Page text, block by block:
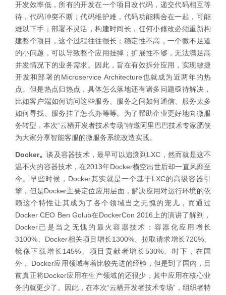
开发效率低，所有的开发在一个项目改代码，递交代码相互等
待，代码冲突不断；代码维护难，代码功能耦合在一起，可能
难以下手；部署不灵活，构建时间长，任何小修改必须重新构
建整个项目，这个过程往往很长；稳定性不高，一个微不足道
的小问题，可以导致整个应用挂掉；扩展性不够，无法满足高
并发情况下的业务需求。因此，旨在有效拆分应用，实现敏捷
开发和部署的Microservice Architecture也就成为近两年的热
点。但是热点归热点，具体怎么落地还有诸多问题亟待解决，
比如客户端如何访问这些服务、服务之间如何通信、服务太多
如何寻找、服务挂了怎么办等等。为了帮助企业更好地向微服
务转型，本次“云栖开发者技术专场”特邀阿里巴巴技术专家肥侠
为大家分享智能客服的微服务系统改造实践。
Docker。谈及容器技术，最早可以追溯到LXC，然而就是这不
温不火的容器技术，在2013年Docker横空出世后却一直风靡至
今。早些时候，Docker其实就是一个基于LXC的高级容器引
擎，但是Docker主要定位应用层面，解决应用对运行环境的依
赖这个特性让其成为了各个领域当之无愧的宠儿，而通过
Docker CEO Ben Golub在DockerCon 2016上的演讲了解到，
Docker已是当之无愧的最火容器技术：容器化应用增长
3100%、Docker相关项目增长1300%、拉取请求增长720%、
镜像下载增长145%、项目贡献者增长530%。时下，在国
外， Docker应用领域有着比较先进的经验，但是到了国内，目
前真正将Docker应用在生产领域的还很少，其中应用在核心业
务的就更少了。因此，在本次“云栖开发者技术专场”，组织者特